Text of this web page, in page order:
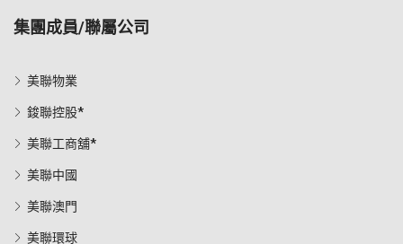
集團成員/聯屬公司
美聯物業
鋑聯控股*
美聯工商舖*
美聯中國
美聯澳門
美聯環球